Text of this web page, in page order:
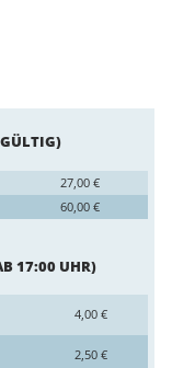
27,00 €
60,00 €
17:00 UHR)
4,00 €
2,50 €